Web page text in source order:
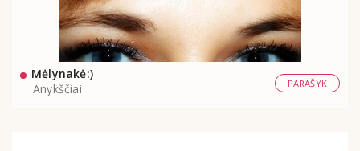
Mėlynakė:)
Anykščiai
PARAŠYK